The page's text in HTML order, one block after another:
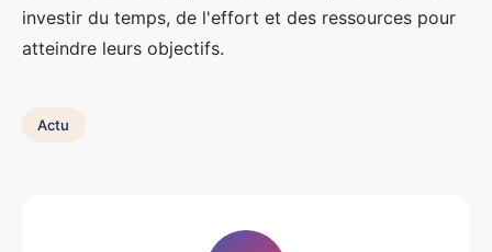
investir du temps, de l'effort et des ressources pour
atteindre leurs objectifs.
Actu